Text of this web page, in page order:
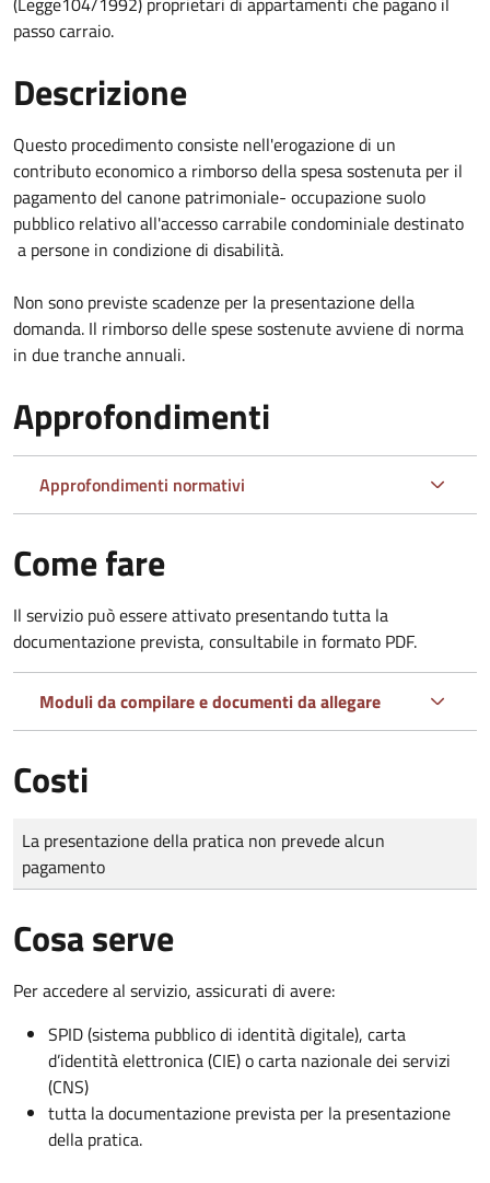
passo carraio.
Descrizione
Questo procedimento consiste nell'erogazione di un
contributo economico a rimborso della spesa sostenuta per il
pagamento del canone patrimoniale- occupazione suolo
pubblico relativo all'accesso carrabile condominiale destinato
a persone in condizione di disabilità.
Non sono previste scadenze per la presentazione della
domanda. Il rimborso delle spese sostenute avviene di norma
in due tranche annuali.
Approfondimenti
Approfondimenti normativi
Come fare
Il servizio può essere attivato presentando tutta la
documentazione prevista, consultabile in formato PDF.
Moduli da compilare e documenti da allegare
Costi
Tipo di pagamento
Importo
La presentazione della pratica non prevede alcun
pagamento
Cosa serve
Per accedere al servizio, assicurati di avere:
SPID (sistema pubblico di identità digitale), carta
d’identità elettronica (CIE) o carta nazionale dei servizi
(CNS)
tutta la documentazione prevista per la presentazione
della pratica.